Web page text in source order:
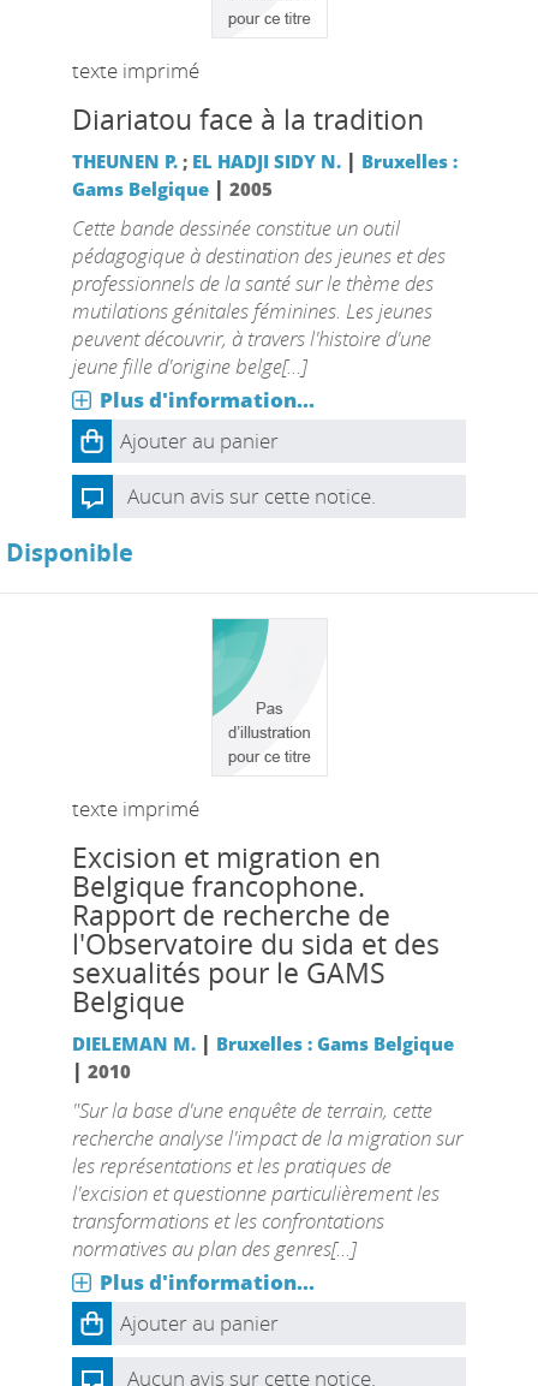
texte imprimé
Diariatou face à la tradition
THEUNEN P.; EL HADJI SIDY N. | Bruxelles :
Gams Belgique| 2005
Cette bande dessinée constitue un outil
pédagogique à destination des jeunes et des
professionnels de la santé sur le thème des
mutilations génitales féminines. Les jeunes
peuvent découvrir, à travers l'histoire d'une
jeune fille d'origine belge[...]
Plus d'information...
Ajouter au panier
Aucun avis sur cette notice.
Disponible
texte imprimé
Excision et migration en
Belgique francophone.
Rapport de recherche de
l'Observatoire du sida et des
sexualités pour le GAMS
Belgique
DIELEMAN M. | Bruxelles : Gams Belgique
| 2010
"Sur la base d'une enquête de terrain, cette
recherche analyse l'impact de la migration sur
les représentations et les pratiques de
l'excision et questionne particulièrement les
transformations et les confrontations
normatives au plan des genres[...]
Plus d'information...
Ajouter au panier
Aucun avis sur cette notice.